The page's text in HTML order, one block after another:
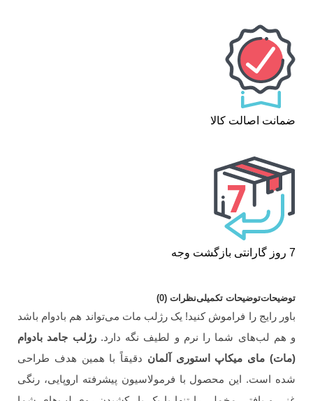
ضمانت اصالت کالا
7 روز گارانتی بازگشت وجه
توضیحاتتوضیحات تکمیلینظرات (0)
باور رایج را فراموش کنید! یک رژلب مات می‌تواند هم بادوام باشد
و هم لب‌های شما را نرم و لطیف نگه دارد.رژلب جامد بادوام
(مات) مای میکاپ استوری آلمان دقیقاً با همین هدف طراحی
شده است. این محصول با فرمولاسیون پیشرفته اروپایی، رنگی